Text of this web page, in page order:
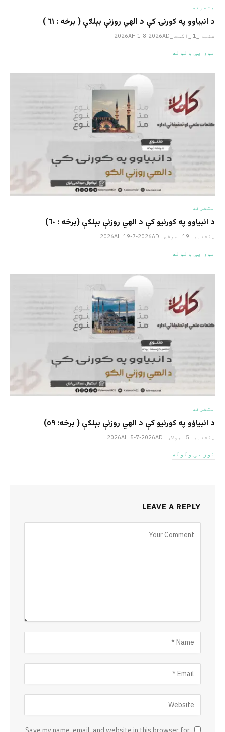
متفرقه
د انبیاوو په کورنۍ کې د الهي روزنې بېلګې ( برخه : ٦١ )
شنبه _1 _اگست _2026AH 1-8-2026AD
نور یی ولوله
متفرقه
د انبیاوو په کورنیو کې د الهي روزنې بېلګې (برخه : ٦٠)
یکشنبه _19 _جولای _2026AH 19-7-2026AD
نور یی ولوله
متفرقه
د انبیاؤو په کورنیو کې د الهي روزنې بېلګې ( برخه: ٥٩)
یکشنبه _5 _جولای _2026AH 5-7-2026AD
نور یی ولوله
LEAVE A REPLY